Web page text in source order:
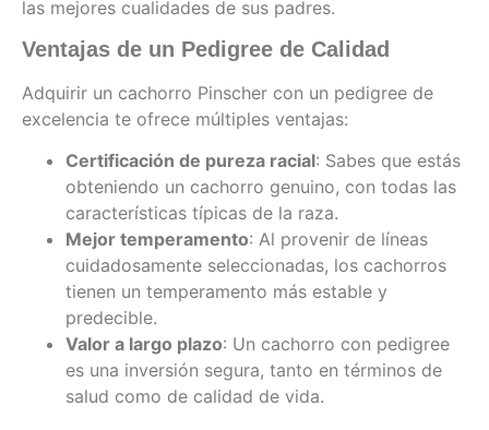
las mejores cualidades de sus padres.
Ventajas de un Pedigree de Calidad
Adquirir un cachorro Pinscher con un pedigree de
excelencia te ofrece múltiples ventajas:
Certificación de pureza racial: Sabes que estás
obteniendo un cachorro genuino, con todas las
características típicas de la raza.
Mejor temperamento: Al provenir de líneas
cuidadosamente seleccionadas, los cachorros
tienen un temperamento más estable y
predecible.
Valor a largo plazo: Un cachorro con pedigree
es una inversión segura, tanto en términos de
salud como de calidad de vida.